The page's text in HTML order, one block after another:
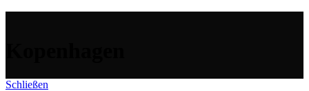
Schließen